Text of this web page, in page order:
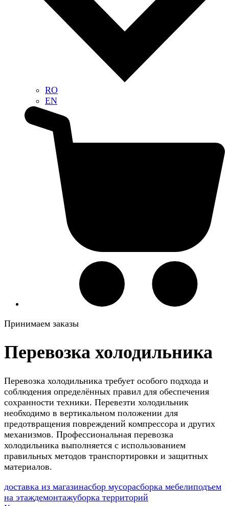
RO
EN
Принимаем заказы
Перевозка холодильника
Перевозка холодильника требует особого подхода и
соблюдения определённых правил для обеспечения
сохранности техники. Перевезти холодильник
необходимо в вертикальном положении для
предотвращения повреждений компрессора и других
механизмов. Профессиональная перевозка
холодильника выполняется с использованием
правильных методов транспортировки и защитных
материалов.
доставка из магазинасбор мусорасборка мебелиподъем
на этаждемонтажуборка территорий